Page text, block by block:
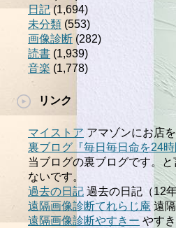
日記(1,694)
未分類 (553)
画像診断 (282)
読書 (1,939)
音楽 (1,778)
リンク
マイストア アマゾンにお店
裏ブログ『毎日毎日命を24時
当ブログの裏ブログです。
ないです。
過去の日記 過去の日記（12
遠隔画像診断てれらじ庵 遠
遠隔画像診断やすきー やす